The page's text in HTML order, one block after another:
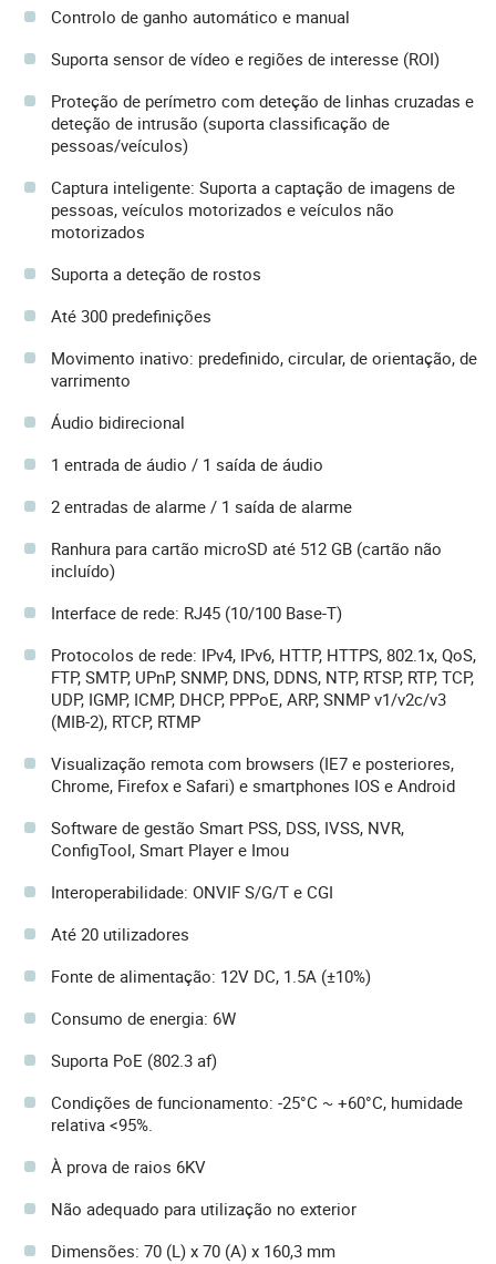
Controlo de ganho automático e manual
Suporta sensor de vídeo e regiões de interesse (ROI)
Proteção de perímetro com deteção de linhas cruzadas e
deteção de intrusão (suporta classificação de
pessoas/veículos)
Captura inteligente: Suporta a captação de imagens de
pessoas, veículos motorizados e veículos não
motorizados
Suporta a deteção de rostos
Até 300 predefinições
Movimento inativo: predefinido, circular, de orientação, de
varrimento
Áudio bidirecional
1 entrada de áudio / 1 saída de áudio
2 entradas de alarme / 1 saída de alarme
Ranhura para cartão microSD até 512 GB (cartão não
incluído)
Interface de rede: RJ45 (10/100 Base-T)
Protocolos de rede: IPv4, IPv6, HTTP, HTTPS, 802.1x, QoS,
FTP, SMTP, UPnP, SNMP, DNS, DDNS, NTP, RTSP, RTP, TCP,
UDP, IGMP, ICMP, DHCP, PPPoE, ARP, SNMP v1/v2c/v3
(MIB-2), RTCP, RTMP
Visualização remota com browsers (IE7 e posteriores,
Chrome, Firefox e Safari) e smartphones IOS e Android
Software de gestão Smart PSS, DSS, IVSS, NVR,
ConfigTool, Smart Player e Imou
Interoperabilidade: ONVIF S/G/T e CGI
Até 20 utilizadores
Fonte de alimentação: 12V DC, 1.5A (±10%)
Consumo de energia: 6W
Suporta PoE (802.3 af)
Condições de funcionamento: -25°C ~ +60°C, humidade
relativa <95%.
À prova de raios 6KV
Não adequado para utilização no exterior
Dimensões: 70 (L) x 70 (A) x 160,3 mm